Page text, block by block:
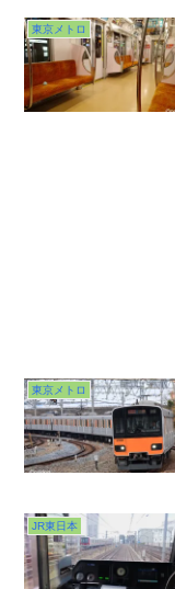
東京メトロ
東京メトロ
JR東日本